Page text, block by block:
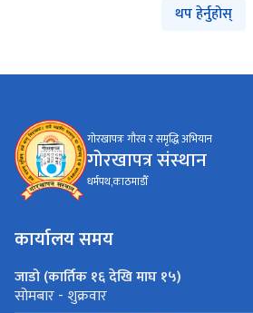
थप हेर्नुहोस्
गोरखापत्रः गौरव र समृद्धि अभियान
गोरखापत्र संस्थान
धर्मपथ,काठमाडौँ
कार्यालय समय
जाडो (कार्तिक १६ देखि माघ १५)
सोमबार - शुक्रवार